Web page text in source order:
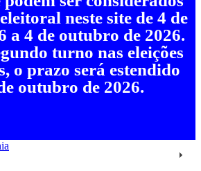
neste site de 4 de
a 4 de outubro de 2026.
turno nas eleições
o prazo será estendido
outubro de 2026.